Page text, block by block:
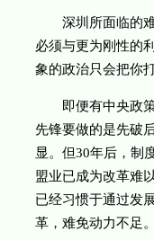
深圳所面临的难
必须与更为刚性的
象的政治只会把你
即便有中央政策
先锋要做的是先破
显。但30年后，制
盟业已成为改革难
已经习惯于通过发
革，难免动力不足